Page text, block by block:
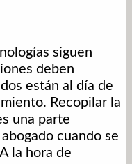
siguen
deben
están al día de
Recopilar la
una parte
cuando se
la hora de